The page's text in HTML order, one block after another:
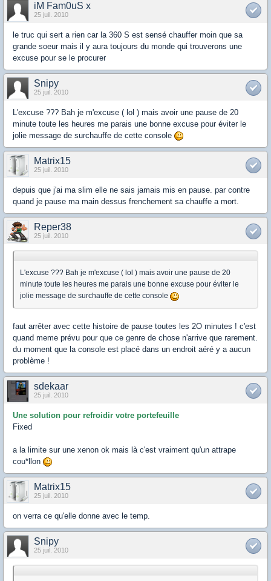
iM Fam0uS x
25 juil. 2010
le truc qui sert a rien car la 360 S est sensé chauffer moin que sa
grande soeur mais il y aura toujours du monde qui trouverons une
excuse pour se le procurer
Snipy
25 juil. 2010
L'excuse ??? Bah je m'excuse ( lol ) mais avoir une pause de 20
minute toute les heures me parais une bonne excuse pour éviter le
jolie message de surchauffe de cette console
Matrix15
25 juil. 2010
depuis que j'ai ma slim elle ne sais jamais mis en pause. par contre
quand je pause ma main dessus frenchement sa chauffe a mort.
Reper38
25 juil. 2010
L'excuse ??? Bah je m'excuse ( lol ) mais avoir une pause de 20
minute toute les heures me parais une bonne excuse pour éviter le
jolie message de surchauffe de cette console
faut arrêter avec cette histoire de pause toutes les 2O minutes ! c'est
quand meme prévu pour que ce genre de chose n'arrive que rarement.
du moment que la console est placé dans un endroit aéré y a aucun
problème !
sdekaar
25 juil. 2010
Une solution pour refroidir votre portefeuille
Fixed
a la limite sur une xenon ok mais là c'est vraiment qu'un attrape
cou*llon
Matrix15
25 juil. 2010
on verra ce qu'elle donne avec le temp.
Snipy
25 juil. 2010